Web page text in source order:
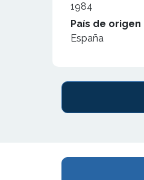
1984
País de origen
España